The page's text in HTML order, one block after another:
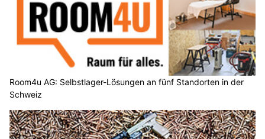
Room4u AG: Selbstlager-Lösungen an fünf Standorten in der
Schweiz